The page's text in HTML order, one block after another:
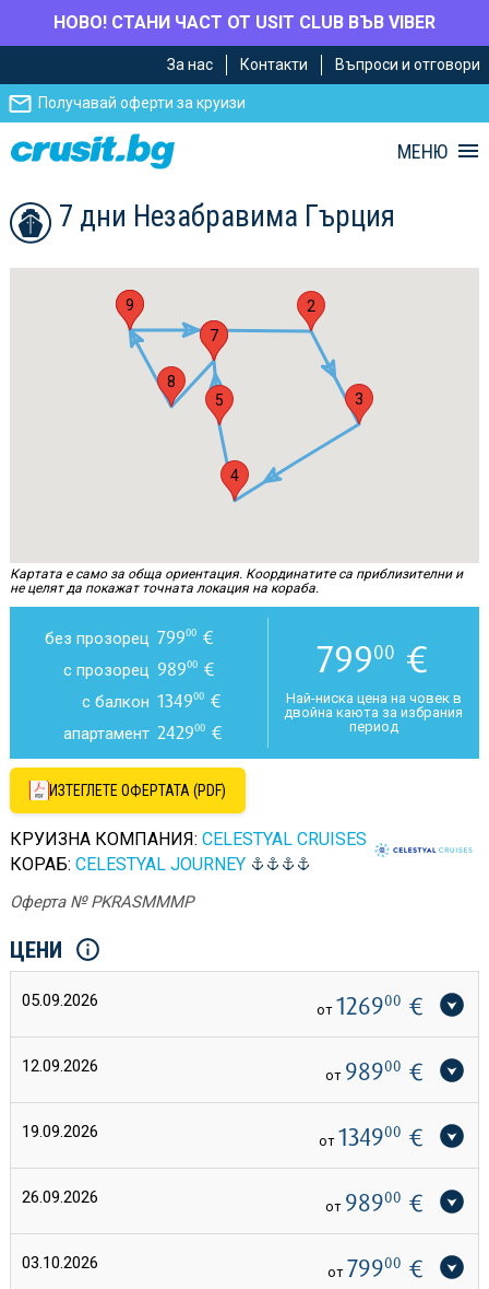
НОВО! СТАНИ ЧАСТ ОТ USIT CLUB ВЪВ VIBER
главното
съдържание
Навигацията
За нас Контакти Въпроси и отговори
Получавай оферти за круизи
МЕНЮ
7 дни Незабравима Гърция
1 2
3
4
5
6
7
8
9
Картата е само за обща ориентация. Координатите са приблизителни и
не целят да покажат точната локация на кораба.
без прозорец 79900€
с прозорец 98900€
с балкон 134900€
апартамент 242900€
79900 €
Най-ниска цена на човек в
двойна каюта за избрания
период
ИЗТЕГЛЕТЕ ОФЕРТАТА (PDF)
КРУИЗНА КОМПАНИЯ: CELESTYAL CRUISES
КОРАБ: CELESTYAL JOURNEY
Оферта № PKRASMMMP
ЦЕНИ
05.09.2026 от 126900 €
12.09.2026 от 98900 €
19.09.2026 от 134900 €
26.09.2026 от 98900 €
03.10.2026 от 79900 €